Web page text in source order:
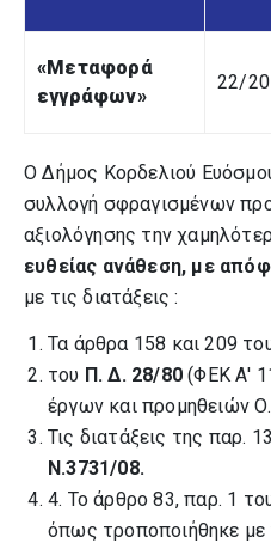
«Μεταφορά
εγγράφων»
22/
Ο Δήμος Κορδελιού
συλλογή σφραγισμένων
αξιολόγησης την
ευθείας ανάθεση, με
με τις διατάξεις :
Τα άρθρα 158 και 209
του Π. Δ. 28/80 (ΦΕΚ Α'
έργων και προμηθειών
Τις διατάξεις της παρ.
Ν.3731/08.
4. Το άρθρο 83, παρ. 1
όπως τροποποιήθηκε με